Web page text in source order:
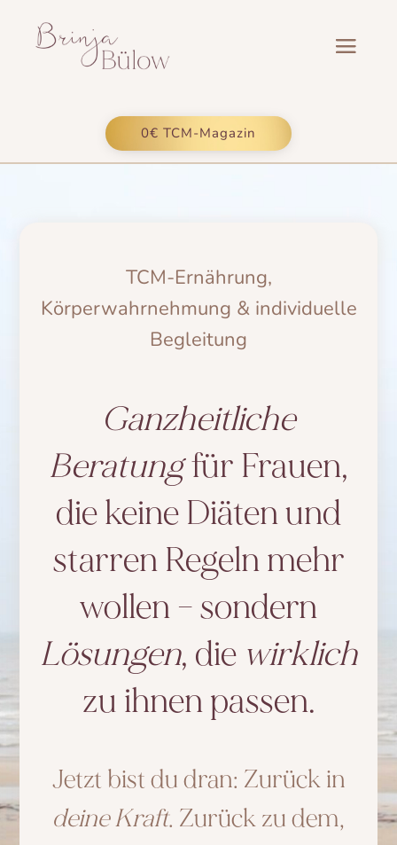
0€ TCM-Magazin
TCM-Ernährung,
Körperwahrnehmung & individuelle
Begleitung
Ganzheitliche
Beratungfür Frauen,
die keine Diäten und
starren Regeln mehr
wollen – sondern
Lösungen, die wirklich
zu ihnen passen.
Jetzt bist du dran: Zurück in
deine Kraft. Zurück zu dem,